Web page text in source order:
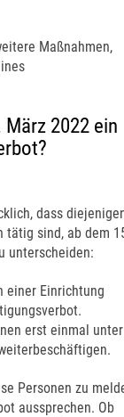
Maßnahmen,
2022 ein
dass
tätig sind, ab dem
unterscheiden:
einer Einrichtung
erst einmal unter
Personen zu
aussprechen. Ob